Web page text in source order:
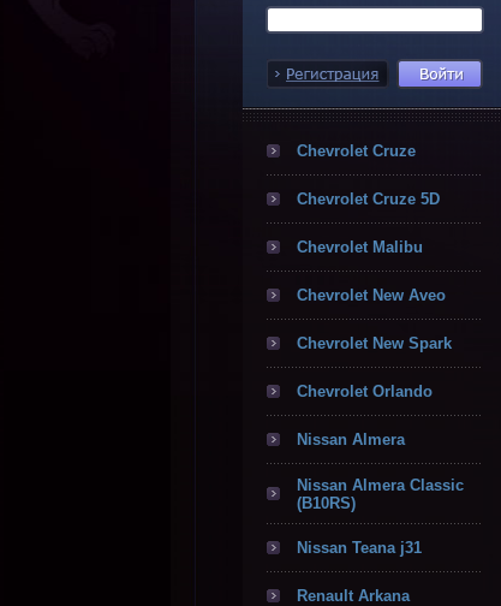
Chevrolet Cruze
Chevrolet Cruze 5D
Chevrolet Malibu
Chevrolet New Aveo
Chevrolet New Spark
Chevrolet Orlando
Nissan Almera
Nissan Almera Classic
(B10RS)
Nissan Teana j31
Renault Arkana